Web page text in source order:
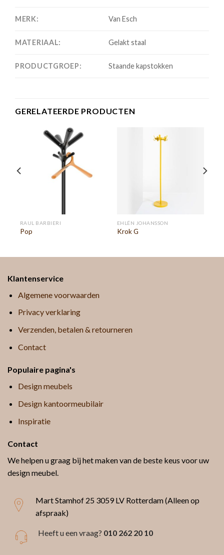
MERK: Van Esch
MATERIAAL: Gelakt staal
PRODUCTGROEP: Staande kapstokken
GERELATEERDE PRODUCTEN
RAUL BARBIERI
Pop
EHLÉN JOHANSSON
Krok G
Klantenservice
Algemene voorwaarden
Privacy verklaring
Verzenden, betalen & retourneren
Contact
Populaire pagina's
Design meubels
Design kantoormeubilair
Inspiratie
Contact
We helpen u graag bij het maken van de beste keus voor uw
design meubel.
Mart Stamhof 25 3059 LV Rotterdam (Alleen op
afspraak)
Heeft u een vraag? 010 262 20 10